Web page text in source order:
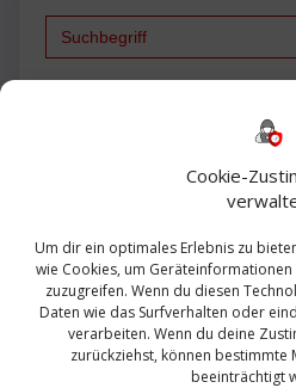
Cookie-
Um dir ein optimales Erlebnis zu
wie Cookies, um
zuzugreifen. Wenn du diesen
Daten wie das Surfverhalten oder
verarbeiten. Wenn du deine
zurückziehst, können bestimmte
beeinträchtigt
Bautagebuch
Exchange firewall
Sanierung SBS Security
Sicherung SIEM
Update Upgrade UTM
VMWare VPN